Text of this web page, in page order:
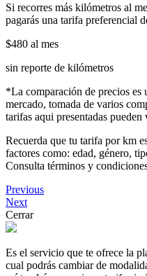
Si recorres más kilómetros al
pagarás una tarifa preferencial
$480 al mes
sin reporte de kilómetros
*La comparación de precios es
mercado, tomada de varios
tarifas aqui presentadas pueden
Recuerda que tu tarifa por km
factores como: edad, género,
Consulta términos y
Previous
Next
Cerrar
Es el servicio que te ofrece la
cual podrás cambiar de